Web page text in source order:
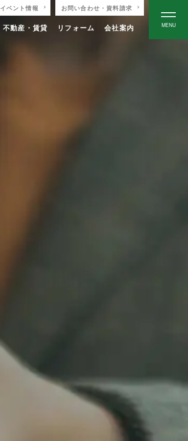
イベント情報 お問い合わせ・資料請求
不動産・賃貸 リフォーム 会社案内 MENU